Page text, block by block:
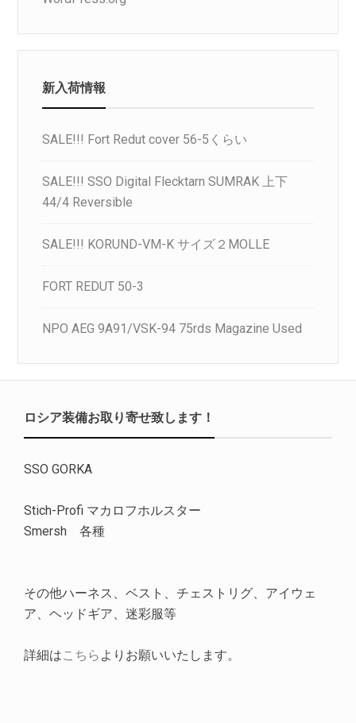
新入荷情報
SALE!!! Fort Redut cover 56-5くらい
SALE!!! SSO Digital Flecktarn SUMRAK 上下
44/4 Reversible
SALE!!! KORUND-VM-K サイズ２MOLLE
FORT REDUT 50-3
NPO AEG 9A91/VSK-94 75rds Magazine Used
ロシア装備お取り寄せ致します！
SSO GORKA
Stich-Profi マカロフホルスター
Smersh 各種
その他ハーネス、ベスト、チェストリグ、アイウェ
ア、ヘッドギア、迷彩服等
詳細はこちら よりお願いいたします。